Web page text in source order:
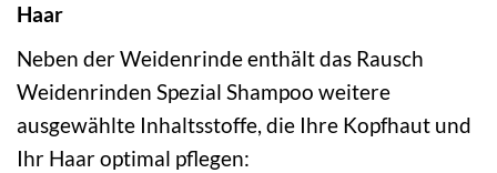
Haar
Neben der Weidenrinde enthält das Rausch
Weidenrinden Spezial Shampoo weitere
ausgewählte Inhaltsstoffe, die Ihre Kopfhaut und
Ihr Haar optimal pflegen: